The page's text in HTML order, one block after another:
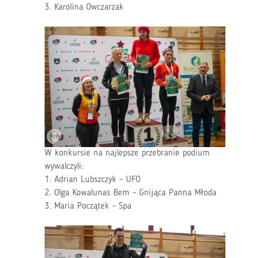
3. Karolina Owczarzak
W konkursie na najlepsze przebranie podium
wywalczyli:
1. Adrian Lubszczyk – UFO
2. Olga Kowalunas Bem – Gnijąca Panna Młoda
3. Maria Początek – Spa